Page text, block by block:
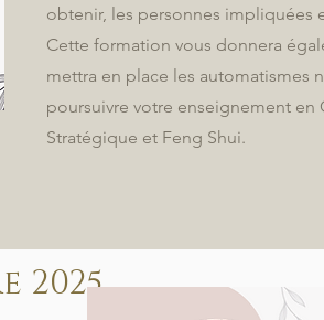
obtenir, les personnes impliquées
Cette formation vous donnera
mettra en place les automatismes
poursuivre votre enseignement en
Stratégique et Feng Shui.
2025